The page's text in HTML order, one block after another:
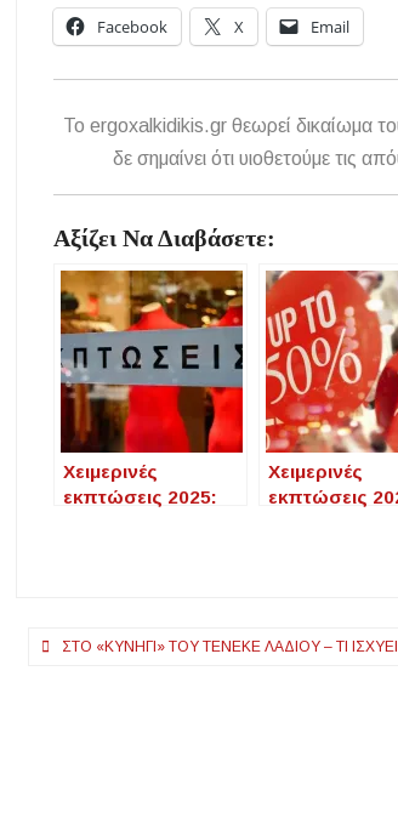
Facebook X Email
To ergoxalkidikis.gr θεωρεί δικαίωμα
δε σημαίνει ότι υιοθετούμε τις
Αξίζει Να Διαβάσετε:
Χειμερινές
εκπτώσεις 2025:
Χειμερινές
εκπτώσεις
Πλοήγηση
ΣΤΟ «ΚΥΝΉΓΙ» ΤΟΥ ΤΕΝΕΚΈ ΛΑΔΙΟΎ – ΤΙ